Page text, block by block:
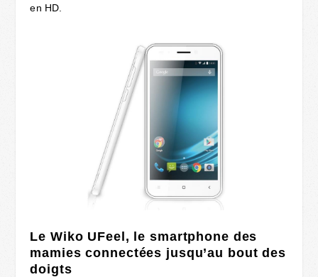
en HD.
Le Wiko UFeel, le smartphone des
mamies connectées jusqu’au bout des
doigts